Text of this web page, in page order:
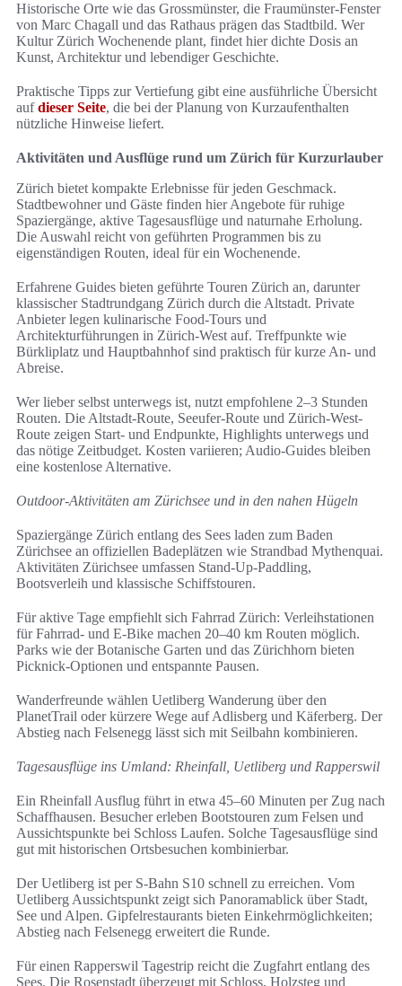
Historische Orte wie das Grossmünster, die Fraumünster-Fenster
von Marc Chagall und das Rathaus prägen das Stadtbild. Wer
Kultur Zürich Wochenende plant, findet hier dichte Dosis an
Kunst, Architektur und lebendiger Geschichte.
Praktische Tipps zur Vertiefung gibt eine ausführliche Übersicht
aufdieser Seite, die bei der Planung von Kurzaufenthalten
nützliche Hinweise liefert.
Aktivitäten und Ausflüge rund um Zürich für Kurzurlauber
Zürich bietet kompakte Erlebnisse für jeden Geschmack.
Stadtbewohner und Gäste finden hier Angebote für ruhige
Spaziergänge, aktive Tagesausflüge und naturnahe Erholung.
Die Auswahl reicht von geführten Programmen bis zu
eigenständigen Routen, ideal für ein Wochenende.
Erfahrene Guides bieten geführte Touren Zürich an, darunter
klassischer Stadtrundgang Zürich durch die Altstadt. Private
Anbieter legen kulinarische Food-Tours und
Architekturführungen in Zürich-West auf. Treffpunkte wie
Bürkliplatz und Hauptbahnhof sind praktisch für kurze An- und
Abreise.
Wer lieber selbst unterwegs ist, nutzt empfohlene 2–3 Stunden
Routen. Die Altstadt-Route, Seeufer-Route und Zürich-West-
Route zeigen Start- und Endpunkte, Highlights unterwegs und
das nötige Zeitbudget. Kosten variieren; Audio-Guides bleiben
eine kostenlose Alternative.
Outdoor-Aktivitäten am Zürichsee und in den nahen Hügeln
Spaziergänge Zürich entlang des Sees laden zum Baden
Zürichsee an offiziellen Badeplätzen wie Strandbad Mythenquai.
Aktivitäten Zürichsee umfassen Stand-Up-Paddling,
Bootsverleih und klassische Schiffstouren.
Für aktive Tage empfiehlt sich Fahrrad Zürich: Verleihstationen
für Fahrrad- und E-Bike machen 20–40 km Routen möglich.
Parks wie der Botanische Garten und das Zürichhorn bieten
Picknick-Optionen und entspannte Pausen.
Wanderfreunde wählen Uetliberg Wanderung über den
PlanetTrail oder kürzere Wege auf Adlisberg und Käferberg. Der
Abstieg nach Felsenegg lässt sich mit Seilbahn kombinieren.
Tagesausflüge ins Umland: Rheinfall, Uetliberg und Rapperswil
Ein Rheinfall Ausflug führt in etwa 45–60 Minuten per Zug nach
Schaffhausen. Besucher erleben Bootstouren zum Felsen und
Aussichtspunkte bei Schloss Laufen. Solche Tagesausflüge sind
gut mit historischen Ortsbesuchen kombinierbar.
Der Uetliberg ist per S-Bahn S10 schnell zu erreichen. Vom
Uetliberg Aussichtspunkt zeigt sich Panoramablick über Stadt,
See und Alpen. Gipfelrestaurants bieten Einkehrmöglichkeiten;
Abstieg nach Felsenegg erweitert die Runde.
Für einen Rapperswil Tagestrip reicht die Zugfahrt entlang des
Sees. Die Rosenstadt überzeugt mit Schloss, Holzsteg und